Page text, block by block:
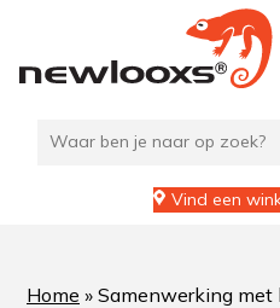
de
Vind een
Home » Samenwerking met